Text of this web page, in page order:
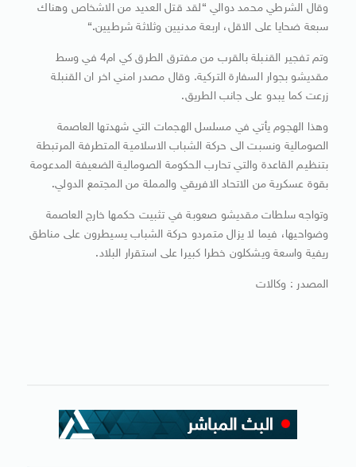
وقال الشرطي محمد دوالي “لقد قتل العديد من الاشخاص وهناك
سبعة ضحايا على الاقل، اربعة مدنيين وثلاثة شرطيين“.
وتم تفجير القنبلة بالقرب من مفترق الطرق كي ام4 في وسط
مقديشو بجوار السفارة التركية. وقال مصدر امني اخر ان القنبلة
زرعت كما يبدو على جانب الطريق.
وهذا الهجوم يأتي في مسلسل الهجمات التي شهدتها العاصمة
الصومالية ونسبت الى حركة الشباب الاسلامية المتطرفة المرتبطة
بتنظيم القاعدة والتي تحارب الحكومة الصومالية الضعيفة المدعومة
بقوة عسكرية من الاتحاد الافريقي والمملة من المجتمع الدولي.
وتواجه سلطات مقديشو صعوبة في تثبيت حكمها خارج العاصمة
وضواحيها، فيما لا يزال متمردو حركة الشباب يسيطرون على مناطق
ريفية واسعة ويشكلون خطرا كبيرا على استقرار البلاد.
المصدر : وكالات